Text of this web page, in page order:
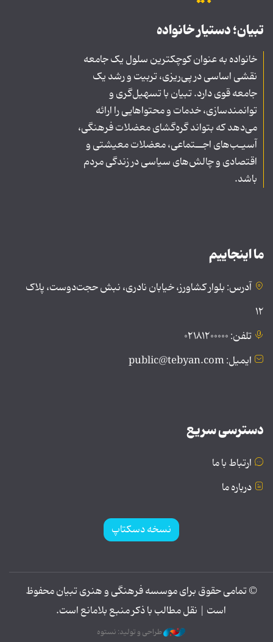
تبیان؛ دستیار خانواده
خانواده به عنوان کوچکترین سلول یک جامعه
نقشی اساسی در پی‌ریزی، تربیت و رشد یک
جامعه قوی دارد. تبیان با تسهیل‌گری و
توانمندسازی، خدمات و محتواهایی را ارائه
می‌دهد که بتواند گره‌گشای معضلات فرهنگی،
آسیـب‌های اجــتماعی، معضلات معیشتی و
اقتصادی و چالش‌های سیاسی در زندگی مردم
باشد.
ما اینجاییم
آدرس: بلوار کشاورز، خیابان نادری، نبش حجت‌دوست، پلاک
۱۲
تلفن: ۰۲۱۸۱۲۰۰۰۰۰
ایمیل: public@tebyan.com
دسترسی سریع
ارتباط با ما
درباره ما
نسخه دسکتاپ
© تمامی حقوق برای موسسه فرهنگی و هنری تبیان محفوظ
است | نقل مطالب با ذکر منبع بلامانع است.
طراحی و تولید: نستوه